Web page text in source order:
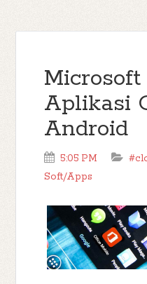
Aplikasi
Android
5:05 PM
Soft/Apps